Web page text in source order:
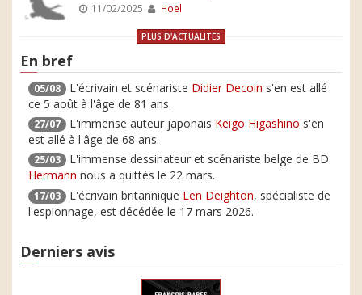
11/02/2025 Hoel
PLUS D'ACTUALITÉS
En bref
05/08 L'écrivain et scénariste Didier Decoin s'en est allé
ce 5 août à l'âge de 81 ans.
27/07 L'immense auteur japonais Keigo Higashino s'en
est allé à l'âge de 68 ans.
25/03
L'immense dessinateur et scénariste belge de BD
Hermann nous a quittés le 22 mars.
17/03 L'écrivain britannique Len Deighton, spécialiste de
l'espionnage, est décédée le 17 mars 2026.
Derniers avis